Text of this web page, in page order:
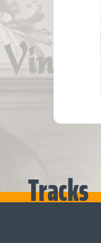
Vinyl
Tracks